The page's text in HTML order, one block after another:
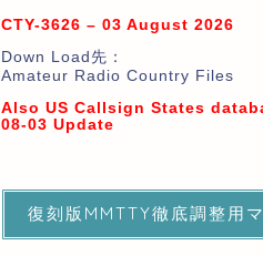
CTY-3626 – 03 August 2026
Down Load先：
Amateur Radio Country Files
Also US Callsign States
08-03 Update
復刻版MMTTY徹底調整用